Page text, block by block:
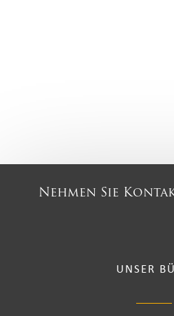
Nehmen Sie
UNSER